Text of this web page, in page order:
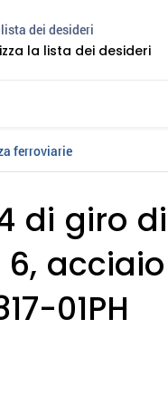
dei desideri
la lista dei desideri
ferroviarie
di giro
acciaio
01PH